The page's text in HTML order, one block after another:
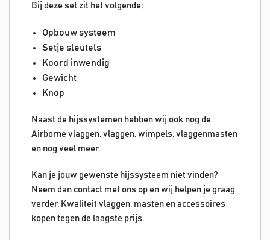
Bij deze set zit het volgende;
Opbouw systeem
Setje sleutels
Koord inwendig
Gewicht
Knop
Naast de hijssystemen hebben wij ook nog de
Airborne vlaggen, vlaggen, wimpels, vlaggenmasten
en nog veel meer.
Kan je jouw gewenste hijssysteem niet vinden?
Neem dan contact met ons op en wij helpen je graag
verder. Kwaliteit vlaggen, masten en accessoires
kopen tegen de laagste prijs.